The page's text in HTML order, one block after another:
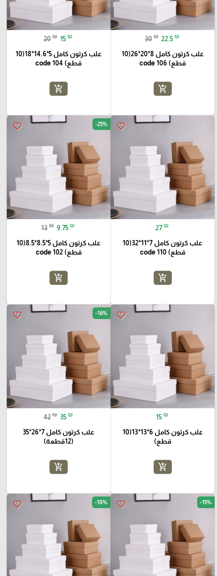
30 ₪ 22.5 ₪
علب كرتون كامل 8*20*26(10
قطع) code 106
add_shopping_cart
20 ₪ 15 ₪
علب كرتون كامل 5*14.6*18(10
قطع) code 104
add_shopping_cart
favorite_border
27 ₪
علب كرتون كامل 7*11*32(10
قطع) code 110
add_shopping_cart
favorite_border -25%
13 ₪ 9.75 ₪
علب كرتون كامل 5*8.5*8.5(10
قطع) code 102
add_shopping_cart
favorite_border
15 ₪
علب كرتون كامل 6*13*13(10
قطع)
add_shopping_cart
favorite_border -16%
42 ₪ 35 ₪
علب كرتون كامل 7*26*35
(12قطعة)
add_shopping_cart
favorite_border -15%
favorite_border -18%